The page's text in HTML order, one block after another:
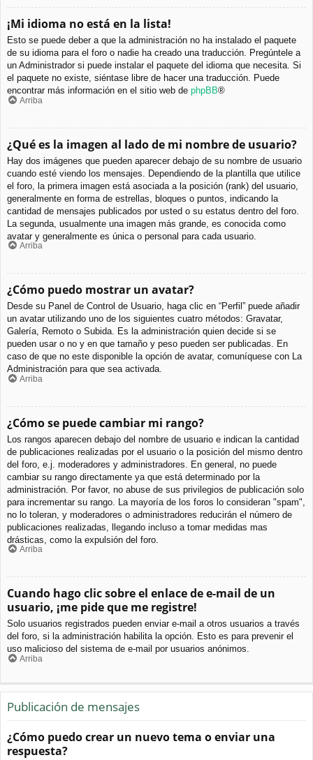
¡Mi idioma no está en la lista!
Esto se puede deber a que la administración no ha instalado el paquete
de su idioma para el foro o nadie ha creado una traducción. Pregúntele a
un Administrador si puede instalar el paquete del idioma que necesita. Si
el paquete no existe, siéntase libre de hacer una traducción. Puede
encontrar más información en el sitio web de phpBB®
Arriba
¿Qué es la imagen al lado de mi nombre de usuario?
Hay dos imágenes que pueden aparecer debajo de su nombre de usuario
cuando esté viendo los mensajes. Dependiendo de la plantilla que utilice
el foro, la primera imagen está asociada a la posición (rank) del usuario,
generalmente en forma de estrellas, bloques o puntos, indicando la
cantidad de mensajes publicados por usted o su estatus dentro del foro.
La segunda, usualmente una imagen más grande, es conocida como
avatar y generalmente es única o personal para cada usuario.
Arriba
¿Cómo puedo mostrar un avatar?
Desde su Panel de Control de Usuario, haga clic en “Perfil” puede añadir
un avatar utilizando uno de los siguientes cuatro métodos: Gravatar,
Galería, Remoto o Subida. Es la administración quien decide si se
pueden usar o no y en que tamaño y peso pueden ser publicadas. En
caso de que no este disponible la opción de avatar, comuníquese con La
Administración para que sea activada.
Arriba
¿Cómo se puede cambiar mi rango?
Los rangos aparecen debajo del nombre de usuario e indican la cantidad
de publicaciones realizadas por el usuario o la posición del mismo dentro
del foro, e.j. moderadores y administradores. En general, no puede
cambiar su rango directamente ya que está determinado por la
administración. Por favor, no abuse de sus privilegios de publicación solo
para incrementar su rango. La mayoría de los foros lo consideran "spam",
no lo toleran, y moderadores o administradores reducirán el número de
publicaciones realizadas, llegando incluso a tomar medidas mas
drásticas, como la expulsión del foro.
Arriba
Cuando hago clic sobre el enlace de e-mail de un
usuario, ¡me pide que me registre!
Solo usuarios registrados pueden enviar e-mail a otros usuarios a través
del foro, si la administración habilita la opción. Esto es para prevenir el
uso malicioso del sistema de e-mail por usuarios anónimos.
Arriba
Publicación de mensajes
¿Cómo puedo crear un nuevo tema o enviar una
respuesta?